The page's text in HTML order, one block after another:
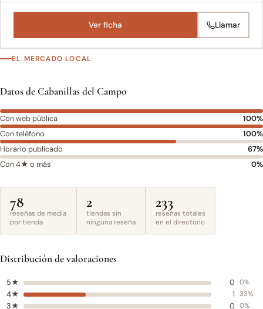
Ver ficha Llamar
EL MERCADO LOCAL
Datos de Cabanillas del Campo
Con web pública
100%
Con teléfono
100%
Horario publicado
67%
Con 4★ o más
0%
78
reseñas de media
por tienda
2
tiendas sin
ninguna reseña
233
reseñas totales
en el directorio
Distribución de valoraciones
5★ 0 0%
4★ 1 33%
3★ 0 0%